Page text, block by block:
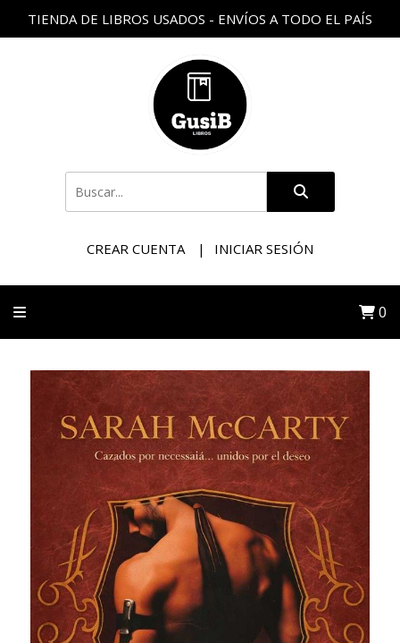
TIENDA DE LIBROS USADOS - ENVÍOS A TODO EL PAÍS
CREAR CUENTA INICIAR SESIÓN
0